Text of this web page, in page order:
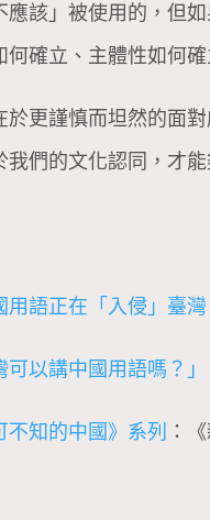
應該」被使用的，但
何確立、主體性如何
於更謹慎而坦然的面
我們的文化認同，才
用語正在「入侵」臺
可以講中國用語嗎？」
不知的中國》系列 ：